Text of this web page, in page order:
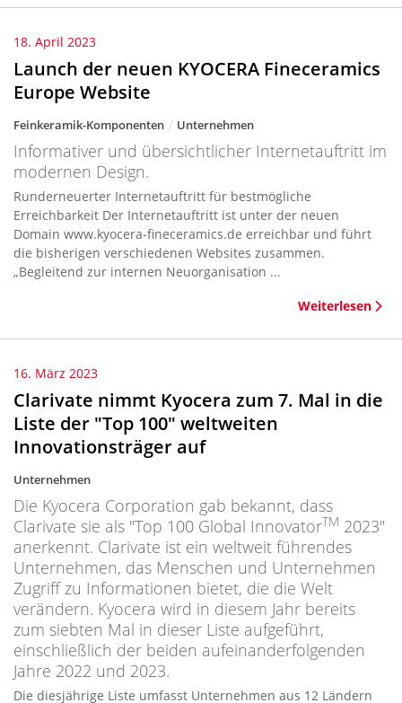
18. April 2023
Launch der neuen KYOCERA Fineceramics
Europe Website
Feinkeramik-Komponenten Unternehmen
Informativer und übersichtlicher Internetauftritt im
modernen Design.
Runderneuerter Internetauftritt für bestmögliche
Erreichbarkeit Der Internetauftritt ist unter der neuen
Domain www.kyocera-fineceramics.de erreichbar und führt
die bisherigen verschiedenen Websites zusammen.
„Begleitend zur internen Neuorganisation ...
Weiterlesen
16. März 2023
Clarivate nimmt Kyocera zum 7. Mal in die
Liste der "Top 100" weltweiten
Innovationsträger auf
Unternehmen
Die Kyocera Corporation gab bekannt, dass
Clarivate sie als "Top 100 Global InnovatorTM 2023"
anerkennt. Clarivate ist ein weltweit führendes
Unternehmen, das Menschen und Unternehmen
Zugriff zu Informationen bietet, die die Welt
verändern. Kyocera wird in diesem Jahr bereits
zum siebten Mal in dieser Liste aufgeführt,
einschließlich der beiden aufeinanderfolgenden
Jahre 2022 und 2023.
Die diesjährige Liste umfasst Unternehmen aus 12 Ländern